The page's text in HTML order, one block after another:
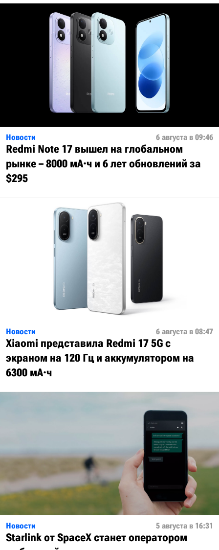
Новости 6 августа в 09:46
Redmi Note 17 вышел на глобальном
рынке – 8000 мА·ч и 6 лет обновлений за
$295
Новости 6 августа в 08:47
Xiaomi представила Redmi 17 5G с
экраном на 120 Гц и аккумулятором на
6300 мА·ч
Новости 5 августа в 16:31
Starlink от SpaceX станет оператором